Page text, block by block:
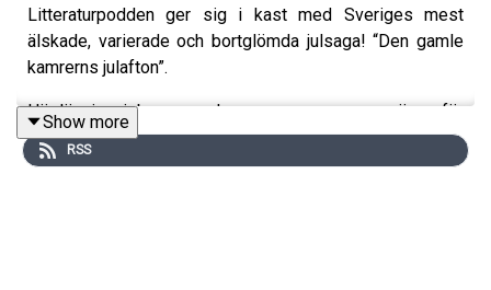
Litteraturpodden ger sig i kast med Sveriges mest
älskade, varierade och bortglömda julsaga! “Den gamle
kamrerns julafton”.
Högläsning i brasans sken om mannen som ännu för
några decennier sedan var känd av alla. .
Show more
RSS